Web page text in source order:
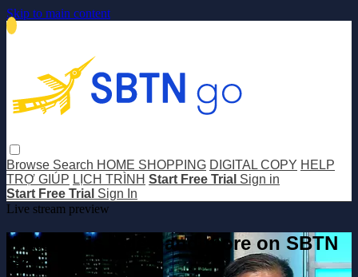
Skip to main content
Browse Search HOME SHOPPING DIGITAL COPY HELP
TRỢ GIÚP LỊCH TRÌNH Start Free Trial Sign in
Start Free Trial Sign In
Live stream preview
Watch this video and more on SBTN
GO